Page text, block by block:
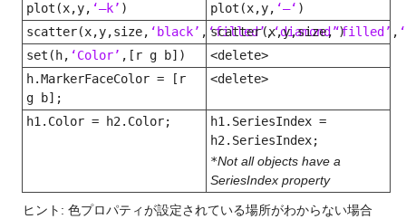
plot(x,y, ‘–k’ ) plot(x,y, ‘–‘ )
scatter(x,y,size, ‘black’ , ‘filled’,‘diamond’)
scatter(x,y,size,‘filled’ ,
set(h, ‘Color’ ,[r g b])
<delete>
h.MarkerFaceColor = [r
g b];
<delete>
h1.Color = h2.Color;
h1.SeriesIndex =
h2.SeriesIndex;
*Not all objects have a
SeriesIndex property
ヒント: 色プロパティが設定されている場所がわからない場合